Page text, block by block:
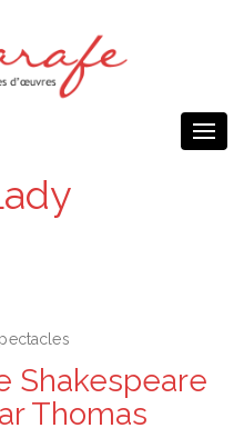
Shakespeare
Thomas